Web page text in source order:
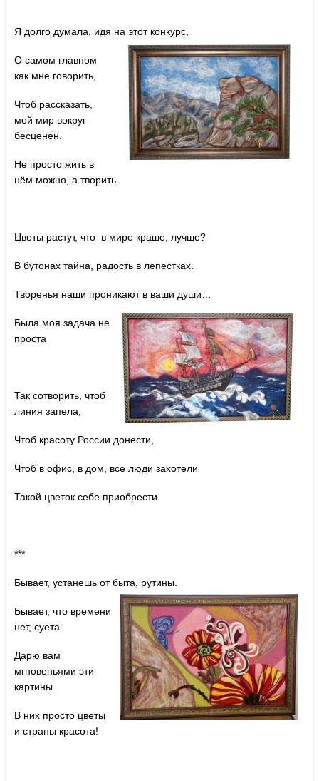
Я долго думала, идя на этот конкурс,
О самом главном
как мне говорить,
Чтоб рассказать,
мой мир вокруг
бесценен.
Не просто жить в
нём можно, а творить.
Цветы растут, что в мире краше, лучше?
В бутонах тайна, радость в лепестках.
Творенья наши проникают в ваши души…
Была моя задача не
проста
Так сотворить, чтоб
линия запела,
Чтоб красоту России донести,
Чтоб в офис, в дом, все люди захотели
Такой цветок себе приобрести.
***
Бывает, устанешь от быта, рутины.
Бывает, что времени
нет, суета.
Дарю вам
мгновеньями эти
картины.
В них просто цветы
и страны красота!